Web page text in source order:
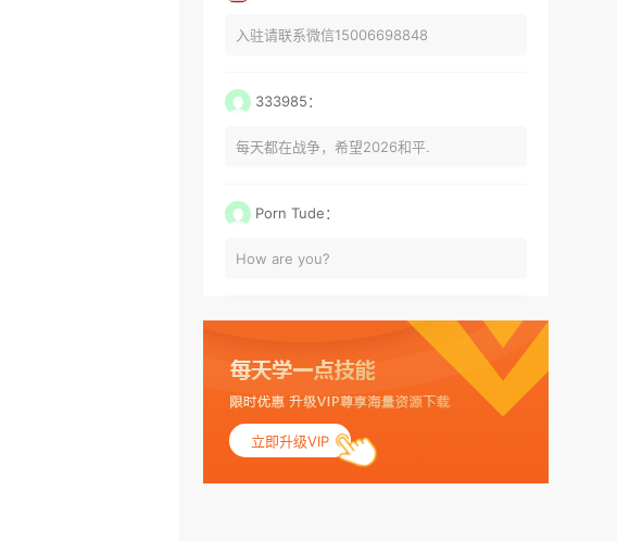
入驻请联系微信15006698848
333985：
每天都在战争，希望2026和平.
Porn Tude：
How are you?
立即升级VIP